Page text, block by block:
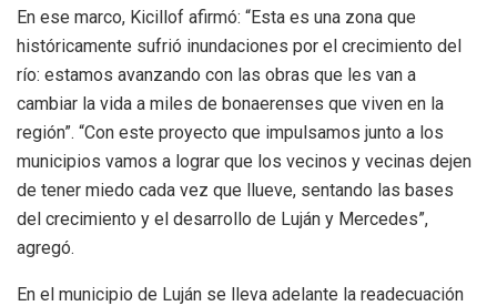
En ese marco, Kicillof afirmó: “Esta es una zona que
históricamente sufrió inundaciones por el crecimiento del
río: estamos avanzando con las obras que les van a
cambiar la vida a miles de bonaerenses que viven en la
región”. “Con este proyecto que impulsamos junto a los
municipios vamos a lograr que los vecinos y vecinas dejen
de tener miedo cada vez que llueve, sentando las bases
del crecimiento y el desarrollo de Luján y Mercedes”,
agregó.
En el municipio de Luján se lleva adelante la readecuación